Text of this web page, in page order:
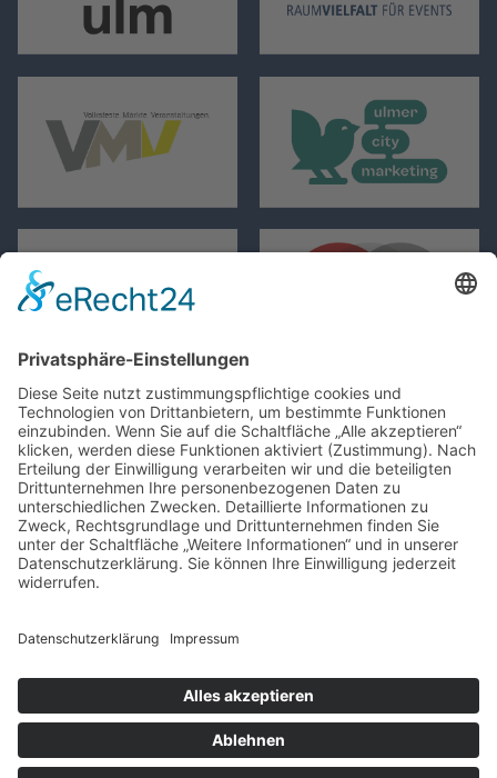
IMPRESSUM•DATENSCHUTZ •BILDRECHTE•ADMIN
VERSCHÄRFT VON PEPPERONIDESIGN